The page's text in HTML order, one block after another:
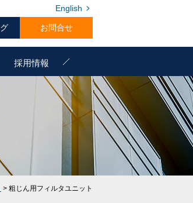
お問合せ
English
採用情報
> 粗じん用フィルタユニット